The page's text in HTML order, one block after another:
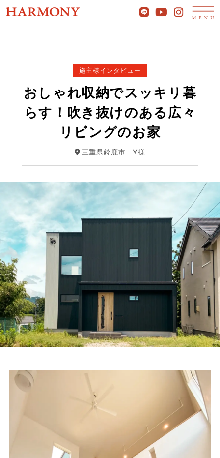
施主様インタビュー
おしゃれ収納でスッキリ暮
らす！吹き抜けのある広々
リビングのお家
三重県鈴鹿市 Y様